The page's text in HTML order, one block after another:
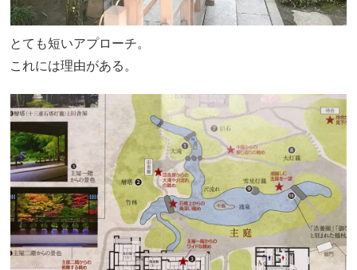
とても短いアプローチ。
これには理由がある。